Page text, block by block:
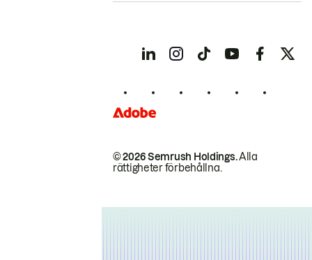
© 2026 Semrush Holdings.Alla
rättigheter förbehållna.